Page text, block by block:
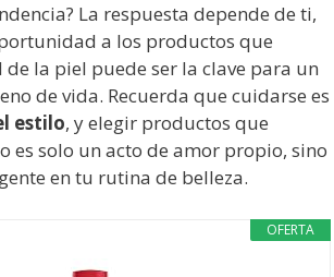
La respuesta depende de ti,
a los productos que
la piel puede ser la clave para un
de vida. Recuerda que cuidarse es
estilo, y elegir productos que
es solo un acto de amor propio, sino
en tu rutina de belleza.
OFERTA